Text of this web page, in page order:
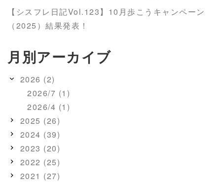
【シスフレ日記Vol.123】10月歩こうキャンペーン
（2025）結果発表！
月別アーカイブ
2026 (2)
2026/7 (1)
2026/4 (1)
2025 (26)
2024 (39)
2023 (20)
2022 (25)
2021 (27)